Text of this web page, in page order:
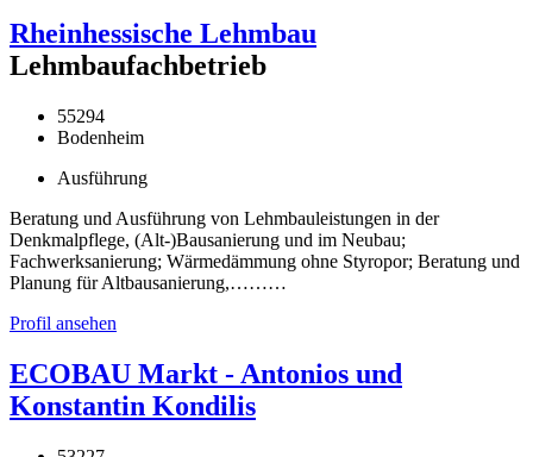
Rheinhessische Lehmbau
Lehmbaufachbetrieb
55294
Bodenheim
Ausführung
Beratung und Ausführung von Lehmbauleistungen in der
Denkmalpflege, (Alt-)Bausanierung und im Neubau;
Fachwerksanierung; Wärmedämmung ohne Styropor; Beratung und
Planung für Altbausanierung,………
Profil ansehen
ECOBAU Markt - Antonios und
Konstantin Kondilis